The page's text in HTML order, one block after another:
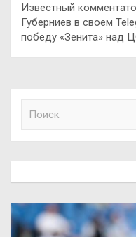
Известный
Губерниев в своем
победу «Зенита» над